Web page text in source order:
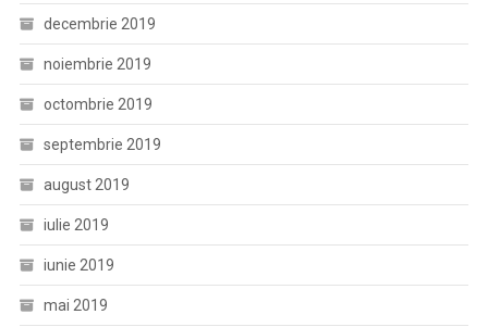
decembrie 2019
noiembrie 2019
octombrie 2019
septembrie 2019
august 2019
iulie 2019
iunie 2019
mai 2019